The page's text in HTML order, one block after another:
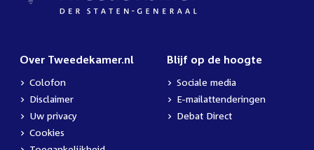
Over Tweedekamer.nl
Colofon
Disclaimer
Uw privacy
Cookies
Blijf op de hoogte
Sociale media
E-mailattenderingen
Debat Direct